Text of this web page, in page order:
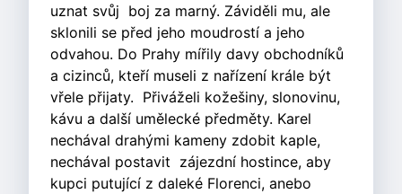
uznat svůj boj za marný. Záviděli mu, ale
sklonili se před jeho moudrostí a jeho
odvahou. Do Prahy mířily davy obchodníků
a cizinců, kteří museli z nařízení krále být
vřele přijaty. Přiváželi kožešiny, slonovinu,
kávu a další umělecké předměty. Karel
nechával drahými kameny zdobit kaple,
nechával postavit zájezdní hostince, aby
kupci putující z daleké Florenci, anebo